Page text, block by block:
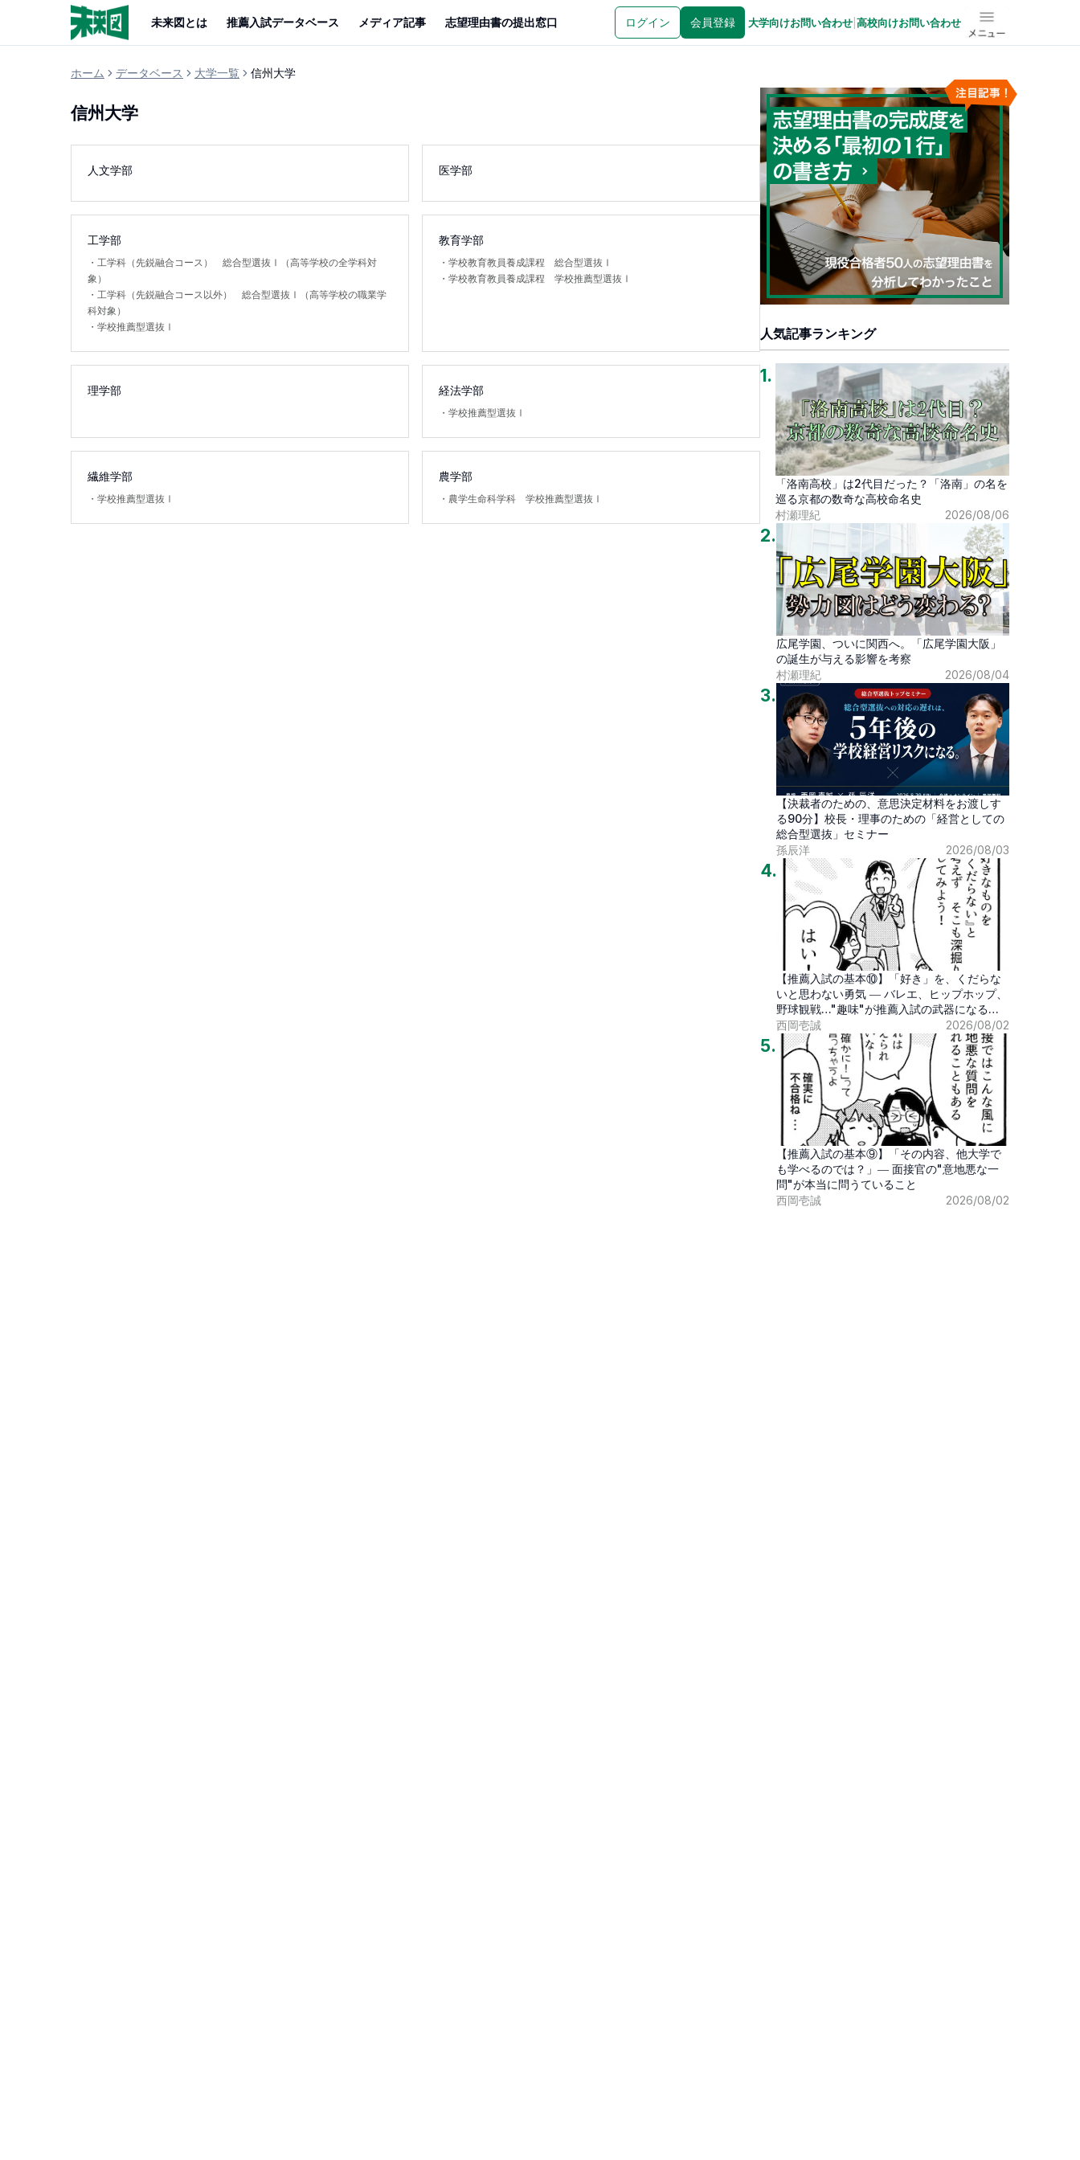
未来図とは 推薦入試データベース メディア記事 志望理由書の提出窓口 ログイン 会員登録 大学向けお問い合わせ 高校向けお問い合わせ メニュー
ホーム データベース 大学一覧 信州大学
信州大学
人文学部 医学部
工学部
・ 工学科（先鋭融合コース） 総合型選抜Ⅰ（高等学校の全学科対
象）
・ 工学科（先鋭融合コース以外） 総合型選抜Ⅰ（高等学校の職業学
科対象）
・ 学校推薦型選抜Ⅰ
教育学部
・ 学校教育教員養成課程 総合型選抜Ⅰ
・ 学校教育教員養成課程 学校推薦型選抜Ⅰ
理学部 経法学部
・ 学校推薦型選抜Ⅰ
繊維学部
・ 学校推薦型選抜Ⅰ
農学部
・ 農学生命科学科 学校推薦型選抜Ⅰ
人気記事ランキング
1.
「洛南高校」は2代目だった？「洛南」の名を
巡る京都の数奇な高校命名史
村瀬理紀
2026/08/06
2.
広尾学園、ついに関西へ。「広尾学園大阪」
の誕生が与える影響を考察
村瀬理紀
2026/08/04
3.
【決裁者のための、意思決定材料をお渡しす
る90分】校長・理事のための「経営としての
総合型選抜」セミナー
孫辰洋
2026/08/03
4.
【推薦入試の基本⑩】「好き」を、くだらな
いと思わない勇気 ― バレエ、ヒップホップ、
野球観戦…"趣味"が推薦入試の武器になる時
代
西岡壱誠 2026/08/02
5.
【推薦入試の基本⑨】「その内容、他大学で
も学べるのでは？」― 面接官の"意地悪な一
問"が本当に問うていること
西岡壱誠
2026/08/02